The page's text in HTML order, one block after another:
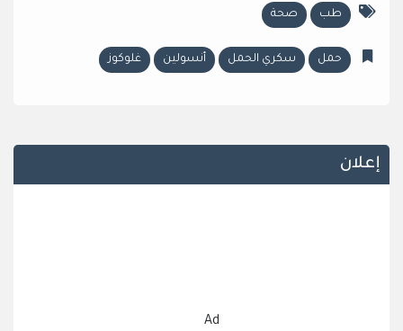
طب صحة
حمل سكري الحمل أنسولين غلوكوز
إعلان
Ad